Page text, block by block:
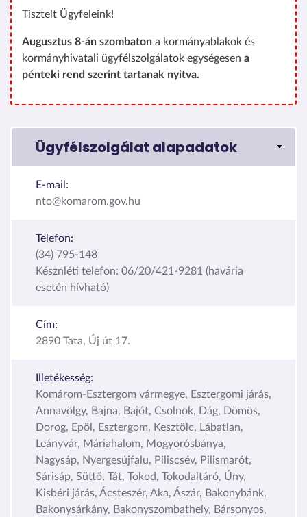
Tisztelt Ügyfeleink!
Augusztus 8-án szombaton a kormányablakok és
kormányhivatali ügyfélszolgálatok egységesen a
pénteki rend szerint tartanak nyitva.
Ügyfélszolgálat alapadatok
E-mail:
nto@komarom.gov.hu
Telefon:
(34) 795-148
Késznléti telefon: 06/20/421-9281 (havária
esetén hívható)
Cím:
2890 Tata, Új út 17.
Illetékesség:
Komárom-Esztergom vármegye, Esztergomi járás,
Annavölgy, Bajna, Bajót, Csolnok, Dág, Dömös,
Dorog, Epöl, Esztergom, Kesztölc, Lábatlan,
Leányvár, Máriahalom, Mogyorósbánya,
Nagysáp, Nyergesújfalu, Piliscsév, Pilismarót,
Sárisáp, Süttő, Tát, Tokod, Tokodaltáró, Úny,
Kisbéri járás, Ácsteszér, Aka, Ászár, Bakonybánk,
Bakonysárkány, Bakonyszombathely, Bársonyos,